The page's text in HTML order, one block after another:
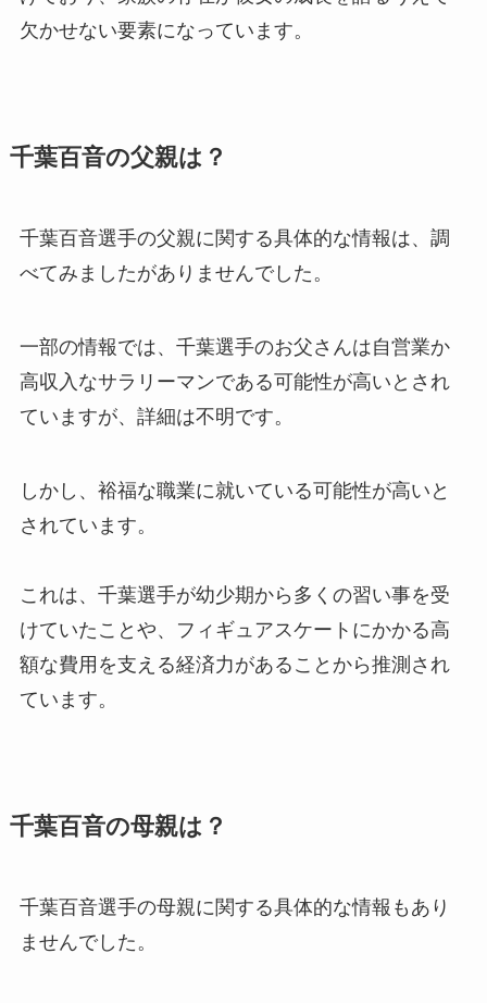
欠かせない要素になっています。
千葉百音の父親は？
千葉百音選手の父親に関する具体的な情報は、調
べてみましたがありませんでした。
一部の情報では、千葉選手のお父さんは自営業か
高収入なサラリーマンである可能性が高いとされ
ていますが、詳細は不明です。
しかし、裕福な職業に就いている可能性が高いと
されています。
これは、千葉選手が幼少期から多くの習い事を受
けていたことや、フィギュアスケートにかかる高
額な費用を支える経済力があることから推測され
ています。
千葉百音の母親は？
千葉百音選手の母親に関する具体的な情報もあり
ませんでした。